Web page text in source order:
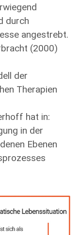
durch
angestrebt.
(2000)
der
Therapien
hat in:
in der
Ebenen